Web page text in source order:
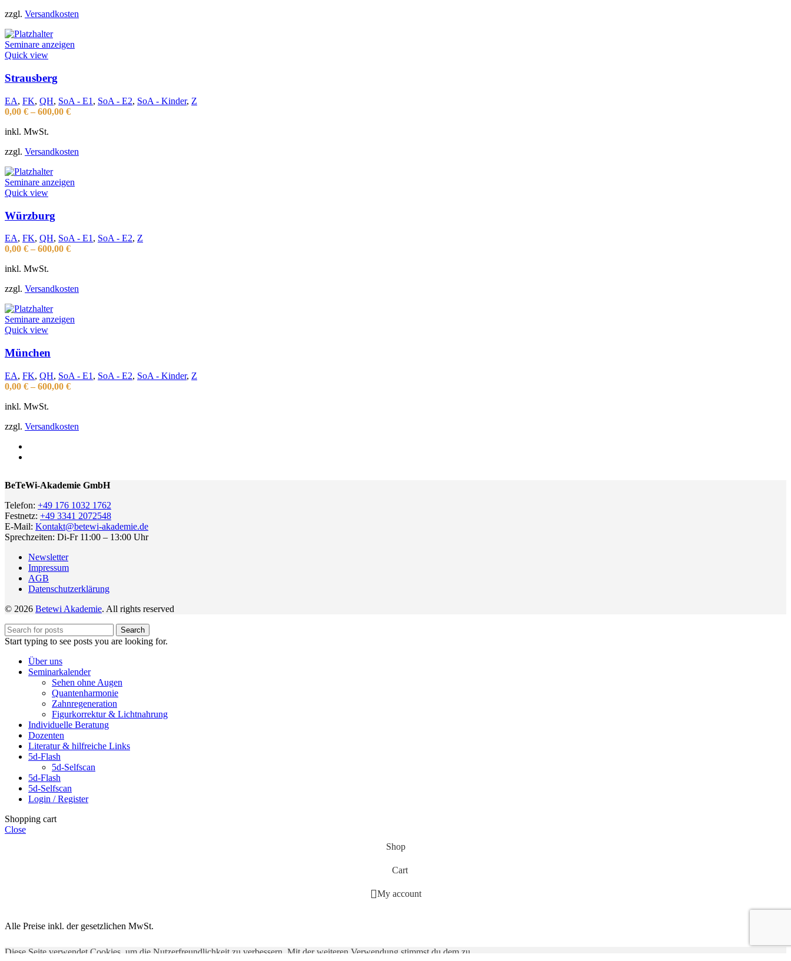
zzgl. Versandkosten
Seminare anzeigen
Quick view
Strausberg
EA, FK, QH, SoA - E1 , SoA - E2, SoA - Kinder, Z
0,00 € – 600,00 €
inkl. MwSt.
zzgl. Versandkosten
Seminare anzeigen
Quick view
Würzburg
EA, FK, QH, SoA - E1 , SoA - E2, Z
0,00 € – 600,00 €
inkl. MwSt.
zzgl. Versandkosten
Seminare anzeigen
Quick view
München
EA, FK, QH, SoA - E1 , SoA - E2, SoA - Kinder, Z
0,00 € – 600,00 €
inkl. MwSt.
zzgl. Versandkosten
BeTeWi-Akademie GmbH
Telefon: +49 176 1032 1762
Festnetz: +49 3341 2072548
E-Mail: Kontakt@betewi-akademie.de
Sprechzeiten: Di-Fr 11:00 – 13:00 Uhr
Newsletter
Impressum
AGB
Datenschutzerklärung
© 2026 Betewi Akademie. All rights reserved
Search
Start typing to see posts you are looking for.
Über uns
Seminarkalender
Sehen ohne Augen
Quantenharmonie
Zahnregeneration
Figurkorrektur & Lichtnahrung
Individuelle Beratung
Dozenten
Literatur & hilfreiche Links
5d-Flash
5d-Selfscan
5d-Flash
5d-Selfscan
Login / Register
Shopping cart
Close
Shop
Cart
My account
Alle Preise inkl. der gesetzlichen MwSt.
Diese Seite verwendet Cookies, um die Nutzerfreundlichkeit zu verbessern. Mit der weiteren Verwendung stimmst du dem zu.